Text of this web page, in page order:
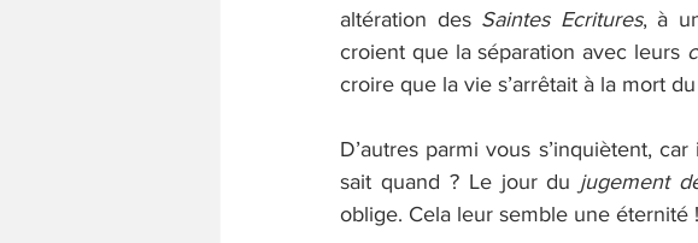
altération des Saintes Ecritures, à
croient que la séparation avec leurs
croire que la vie s’arrêtait à la mort
D’autres parmi vous s’inquiètent,
sait quand ? Le jour du jugement
oblige. Cela leur semble une éternité !